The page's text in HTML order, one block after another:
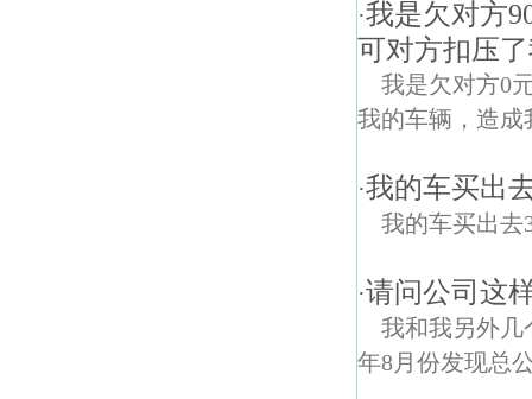
·我是欠对方
可对方扣压
我是欠对方0
我的车辆，造成
·我的车买出
我的车买出去
·请问公司这
我和我另外几
年8月份发现总